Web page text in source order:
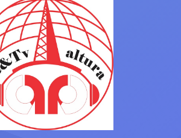
Molina
la
intentando resolver sus
problemas familiares de
manera más madura y
tranquila La cantante
Pamela Franco volvió a
pronunciarse sobre la
complicada situación legal
que enfrenta su actual
pareja, Christian […]